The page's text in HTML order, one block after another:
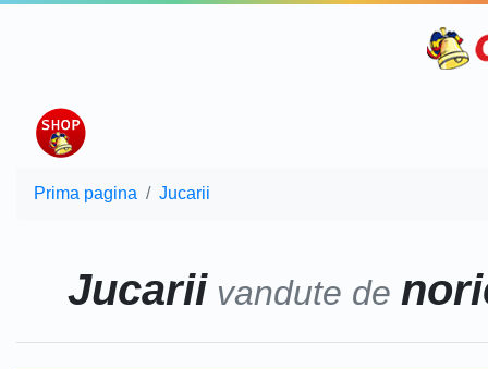
Prima pagina Jucarii
Jucariivandute de